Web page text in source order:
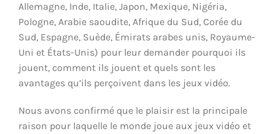
Allemagne, Inde, Italie, Japon, Mexique, Nigéria,
Pologne, Arabie saoudite, Afrique du Sud, Corée du
Sud, Espagne, Suède, Émirats arabes unis, Royaume-
Uni et États-Unis) pour leur demander pourquoi ils
jouent, comment ils jouent et quels sont les
avantages qu’ils perçoivent dans les jeux vidéo.
Nous avons confirmé que le plaisir est la principale
raison pour laquelle le monde joue aux jeux vidéo et